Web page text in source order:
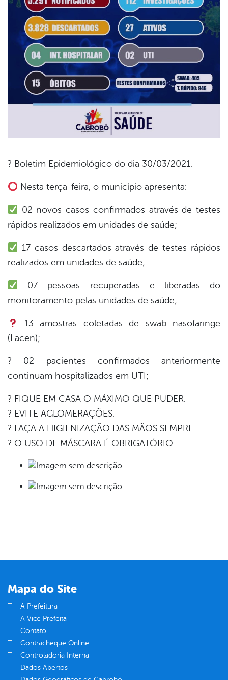
? Boletim Epidemiológico do dia 30/03/2021.
Nesta terça-feira, o município apresenta:
02 novos casos confirmados através de testes
rápidos realizados em unidades de saúde;
17 casos descartados através de testes rápidos
realizados em unidades de saúde;
07 pessoas recuperadas e liberadas do
monitoramento pelas unidades de saúde;
13 amostras coletadas de swab nasofaringe
(Lacen);
? 02 pacientes confirmados anteriormente
continuam hospitalizados em UTI;
? FIQUE EM CASA O MÁXIMO QUE PUDER.
? EVITE AGLOMERAÇÕES.
? FAÇA A HIGIENIZAÇÃO DAS MÃOS SEMPRE.
? O USO DE MÁSCARA É OBRIGATÓRIO.
Mapa do Site
A Prefeitura
A Vice Prefeita
Contato
Contracheque Online
Controladoria Interna
Dados Abertos